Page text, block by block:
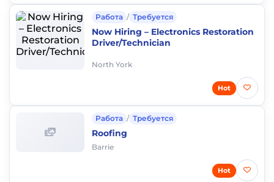
Работа / Требуется
Now Hiring – Electronics Restoration
Driver/Technician
North York
Hot
Работа / Требуется
Roofing
Barrie
Hot